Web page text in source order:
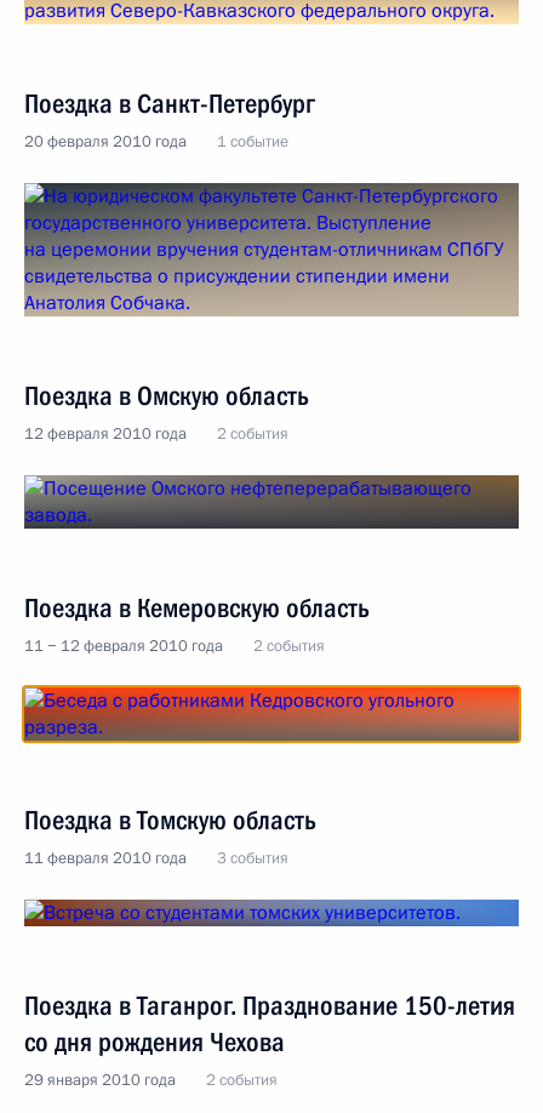
Поездка в Санкт-Петербург
20 февраля 2010 года 1 событие
Поездка в Омскую область
12 февраля 2010 года 2 события
Поездка в Кемеровскую область
11 − 12 февраля 2010 года 2 события
Поездка в Томскую область
11 февраля 2010 года 3 события
Поездка в Таганрог. Празднование 150-летия
со дня рождения Чехова
29 января 2010 года 2 события